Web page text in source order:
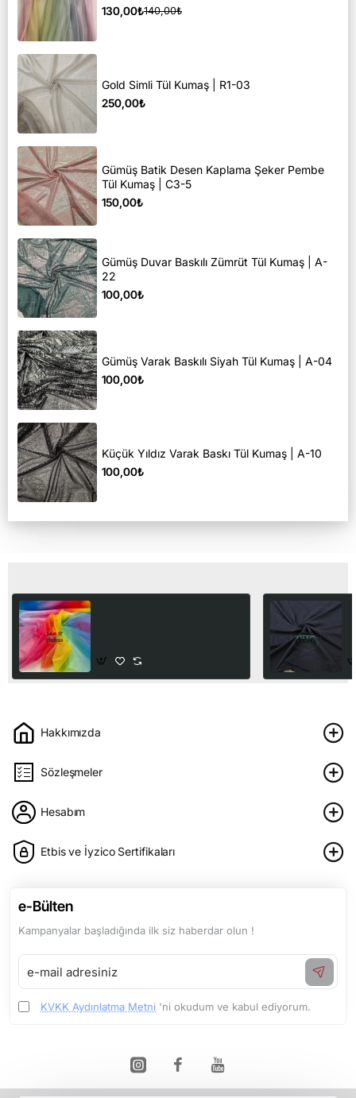
130,00₺140,00₺
Gold Simli Tül Kumaş | R1-03
250,00₺
Gümüş Batik Desen Kaplama Şeker Pembe
Tül Kumaş | C3-5
150,00₺
Gümüş Duvar Baskılı Zümrüt Tül Kumaş | A-
22
100,00₺
Gümüş Varak Baskılı Siyah Tül Kumaş | A-04
100,00₺
Küçük Yıldız Varak Baskı Tül Kumaş | A-10
100,00₺
Hakkımızda
Sözleşmeler
Hesabım
Etbis ve İyzico Sertifikaları
e-Bülten
Kampanyalar başladığında ilk siz haberdar olun !
e-
mail
adresiniz
KVKK Aydınlatma Metni 'ni okudum ve kabul ediyorum.